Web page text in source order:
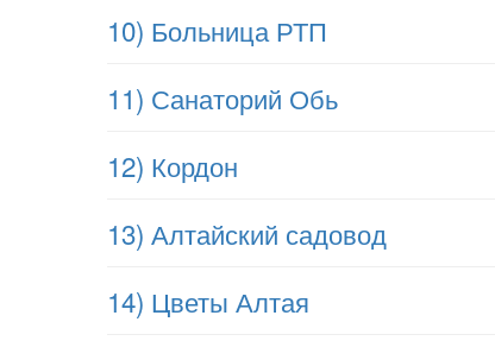
10) Больница РТП
11) Санаторий Обь
12) Кордон
13) Алтайский садовод
14) Цветы Алтая